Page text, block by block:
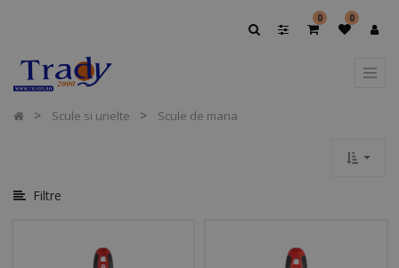
0 0
Scule si unelte Scule de mana
Filtre
Afișați
Categoriile